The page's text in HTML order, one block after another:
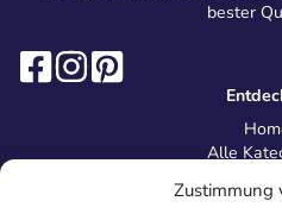
Zustimmung
bester
Alle